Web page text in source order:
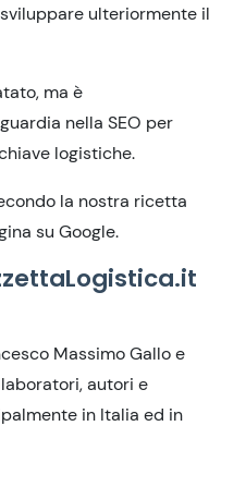
ulteriormente il
ma è
nella SEO per
logistiche.
la nostra ricetta
su Google.
Massimo Gallo e
autori e
in Italia ed in